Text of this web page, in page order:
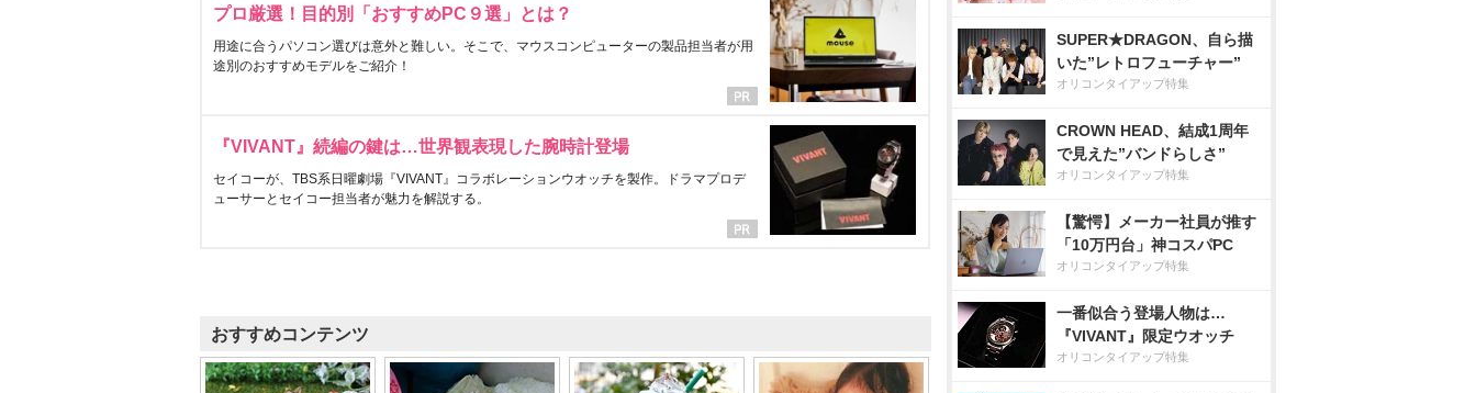
プロ厳選！目的別「おすすめPC９選」とは？
用途に合うパソコン選びは意外と難しい。そこで、マウスコンピューターの製品担当者が用
途別のおすすめモデルをご紹介！
『VIVANT』続編の鍵は…世界観表現した腕時計登場
セイコーが、TBS系日曜劇場『VIVANT』コラボレーションウオッチを製作。ドラマプロデ
ューサーとセイコー担当者が魅力を解説する。
おすすめコンテンツ
SUPER★DRAGON、自ら描
いた”レトロフューチャー”
オリコンタイアップ特集
CROWN HEAD、結成1周年
で見えた”バンドらしさ”
オリコンタイアップ特集
【驚愕】メーカー社員が推す
「10万円台」神コスパPC
オリコンタイアップ特集
一番似合う登場人物は…
『VIVANT』限定ウオッチ
オリコンタイアップ特集